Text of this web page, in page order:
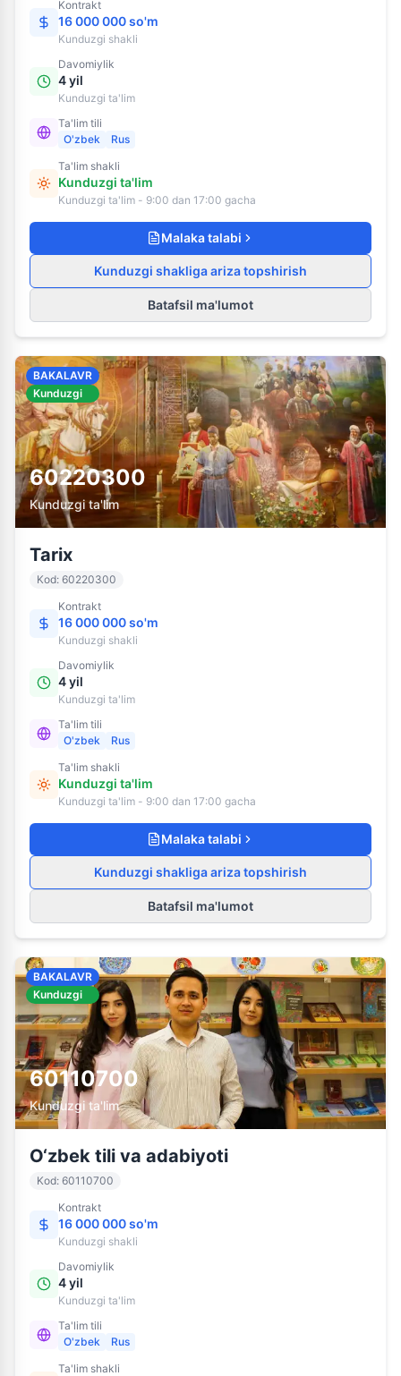
Kontrakt
16 000 000 so'm
Kunduzgi shakli
Davomiylik
4 yil
Kunduzgi ta'lim
Ta'lim tili
O'zbek
Rus
Ta'lim shakli
Kunduzgi ta'lim
Kunduzgi ta'lim - 9:00 dan 17:00 gacha
Malaka talabi
Kunduzgi shakliga ariza topshirish
Batafsil ma'lumot
60220300
Kunduzgi ta'lim
BAKALAVR
Kunduzgi
Tarix
Kod: 60220300
Kontrakt
16 000 000 so'm
Kunduzgi shakli
Davomiylik
4 yil
Kunduzgi ta'lim
Ta'lim tili
O'zbek
Rus
Ta'lim shakli
Kunduzgi ta'lim
Kunduzgi ta'lim - 9:00 dan 17:00 gacha
Malaka talabi
Kunduzgi shakliga ariza topshirish
Batafsil ma'lumot
60110700
Kunduzgi ta'lim
BAKALAVR
Kunduzgi
O‘zbek tili va adabiyoti
Kod: 60110700
Kontrakt
16 000 000 so'm
Kunduzgi shakli
Davomiylik
4 yil
Kunduzgi ta'lim
Ta'lim tili
O'zbek
Rus
Ta'lim shakli